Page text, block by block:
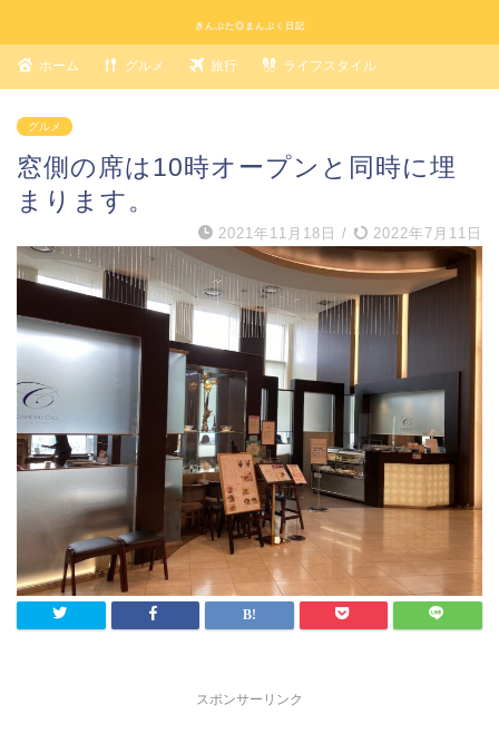
きんぶた◎まんぷく日記
ホーム グルメ 旅行 ライフスタイル
グルメ
窓側の席は10時オープンと同時に埋
まります。
2021年11月18日 / 2022年7月11日
スポンサーリンク